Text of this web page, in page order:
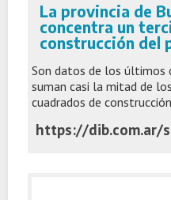
La provincia de
concentra un
construcción del
Son datos de los últimos
suman casi la mitad de
cuadrados de